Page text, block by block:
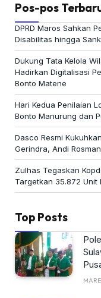
Pos-pos
DPRD Maros Sahkan
Disabilitas hingga
Dukung Tata Kelola
Hadirkan Digitalisasi
Bonto Matene
Hari Kedua Penilaian
Bonto Manurung dan
Dasco Resmi
Gerindra, Andi
Zulhas Tegaskan
Targetkan 35.872 Unit
Top Posts